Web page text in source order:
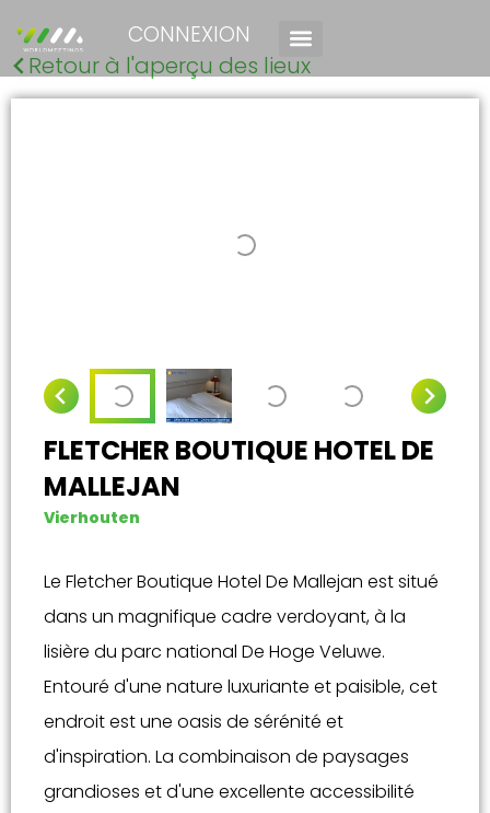
CONNEXION
Retour à l'aperçu des lieux
FLETCHER BOUTIQUE HOTEL DE
MALLEJAN
Vierhouten
Le Fletcher Boutique Hotel De Mallejan est situé
dans un magnifique cadre verdoyant, à la
lisière du parc national De Hoge Veluwe.
Entouré d'une nature luxuriante et paisible, cet
endroit est une oasis de sérénité et
d'inspiration. La combinaison de paysages
grandioses et d'une excellente accessibilité